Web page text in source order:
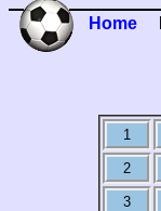
Home
1
2
3